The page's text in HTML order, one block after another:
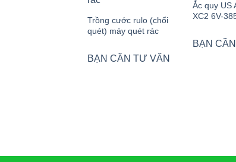
Trồng cước rulo (chổi
quét) máy quét rác
BẠN CẦN TƯ VẤN
Ắc quy US
XC2 6V-
BẠN